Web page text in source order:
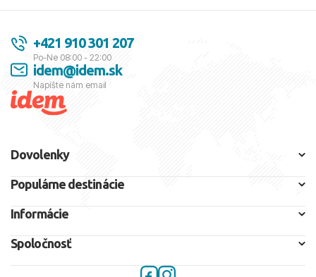
+421 910 301 207
Po-Ne 08:00 - 22:00
idem@idem.sk
Napíšte nám email
Dovolenky
Populárne destinácie
Informácie
Spoločnosť